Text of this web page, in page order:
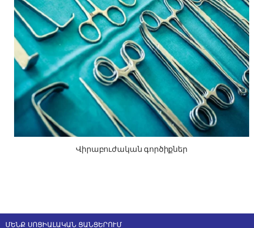
Վիրաբուժական գործիքներ
ՄԵՆՔ ՍՈՑԻԱԼԱԿԱՆ ՑԱՆՑԵՐՈՒՄ